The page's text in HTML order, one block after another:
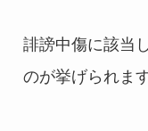
誹謗中傷に該当
のが挙げられます